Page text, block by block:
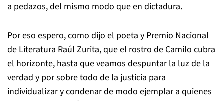
a pedazos, del mismo modo que en dictadura.
Por eso espero, como dijo el poeta y Premio Nacional
de Literatura Raúl Zurita, que el rostro de Camilo cubra
el horizonte, hasta que veamos despuntar la luz de la
verdad y por sobre todo de la justicia para
individualizar y condenar de modo ejemplar a quienes